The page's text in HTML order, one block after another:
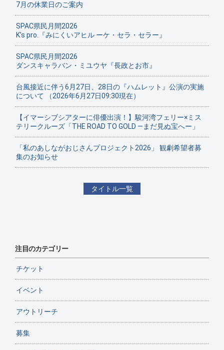
7月の休業日のご案内
SPAC県民月間2026
K’s pro.『みにくいアヒル ーケ・セラ・セラー』
SPAC県民月間2026
ダンスキャラバン・ミユウヤ『長政とお市』
台風接近に伴う6月27日、28日の『ハムレット』公演の実施
について （2026年6月27日09:30現在）
【イマーシブシアターに俳優出演！】駿河湾フェリー×ミス
テリークルーズ「THE ROAD TO GOLD ―まだ見ぬ宝へー」
「私のあしながおじさんプロジェクト2026」 観劇希望者募
集のお知らせ
タイトル一覧
注目のカテゴリー
チケット
イベント
アウトリーチ
募集